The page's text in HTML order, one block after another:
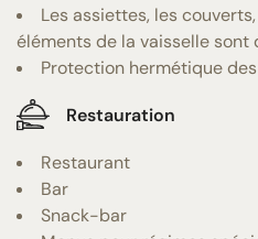
Les assiettes, les
éléments de la vaisselle sont
Protection hermétique
Restauration
Restaurant
Bar
Snack-bar